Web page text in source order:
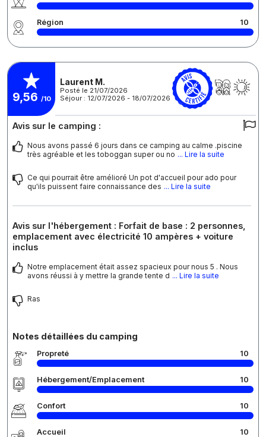
Région 10
9,56 /10
Laurent M.
Posté le 21/07/2026
Séjour : 12/07/2026 - 18/07/2026
Avis sur le camping :
Nous avons passé 6 jours dans ce camping au calme .piscine
très agréable et les toboggan super ou no ... Lire la suite
Ce qui pourrait être amélioré Un pot d'accueil pour ado pour
qu'ils puissent faire connaissance des ... Lire la suite
Avis sur l'hébergement : Forfait de base : 2 personnes,
emplacement avec électricité 10 ampères + voiture
inclus
Notre emplacement était assez spacieux pour nous 5 . Nous
avons réussi à y mettre la grande tente d ... Lire la suite
Ras
Notes détaillées du camping
Propreté 10
Hébergement/Emplacement 10
Confort 10
Accueil 10